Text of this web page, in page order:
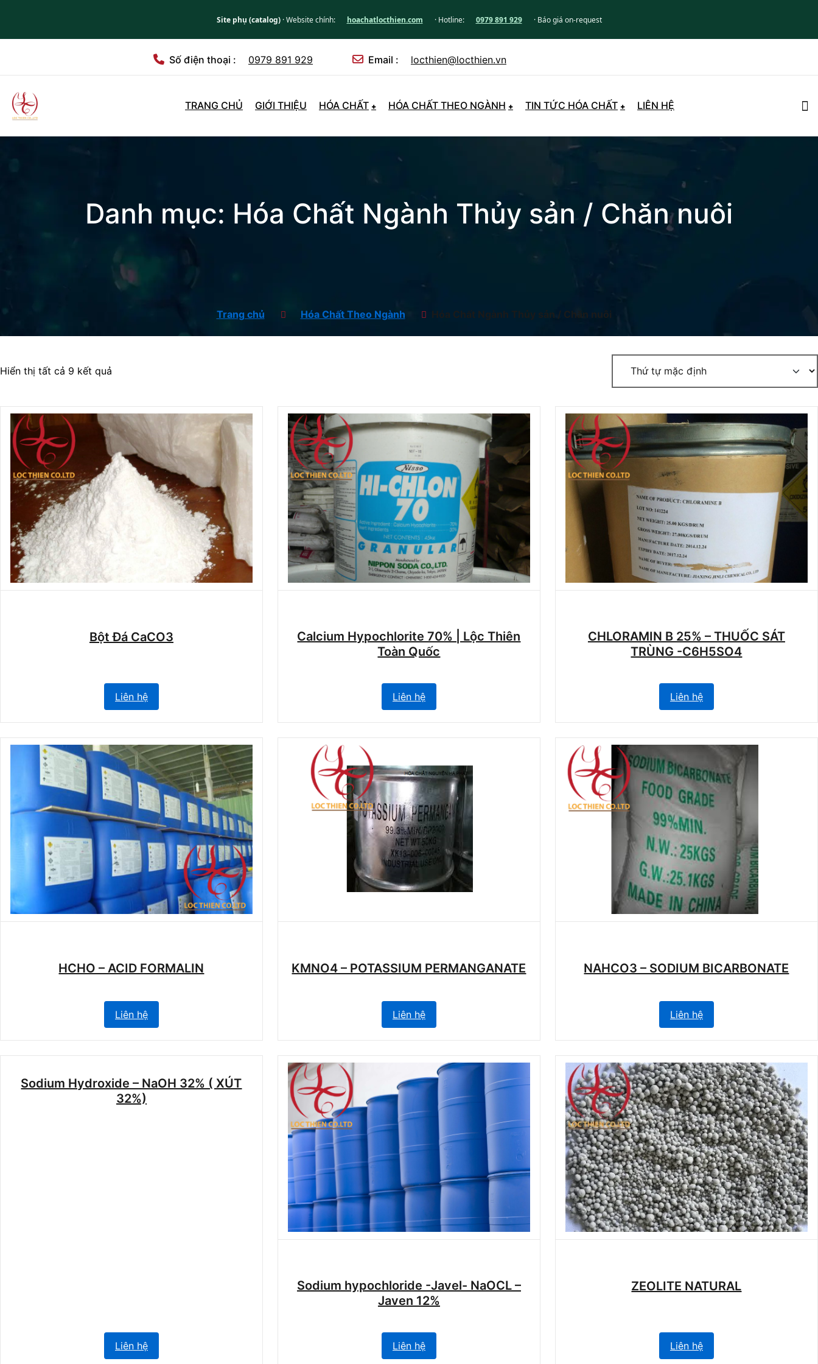
Site phụ (catalog)· Website chính: hoachatlocthien.com · Hotline: 0979 891 929 · Báo giá on-request
Số điện thoại : 0979 891 929 Email : locthien@locthien.vn
TRANG CHỦ GIỚI THIỆU HÓA CHẤT HÓA CHẤT THEO NGÀNH TIN TỨC HÓA CHẤT LIÊN HỆ
Danh mục: Hóa Chất Ngành Thủy sản / Chăn nuôi
Trang chủ Hóa Chất Theo Ngành Hóa Chất Ngành Thủy sản / Chăn nuôi
Hiển thị tất cả 9 kết quả
Bột Đá CaCO3
Liên hệ
Calcium Hypochlorite 70% | Lộc Thiên
Toàn Quốc
Liên hệ
CHLORAMIN B 25% – THUỐC SÁT
TRÙNG -C6H5SO4
Liên hệ
HCHO – ACID FORMALIN
Liên hệ
KMNO4 – POTASSIUM PERMANGANATE
Liên hệ
NAHCO3 – SODIUM BICARBONATE
Liên hệ
Sodium Hydroxide – NaOH 32% ( XÚT
32%)
Liên hệ
Sodium hypochloride -Javel- NaOCL –
Javen 12%
Liên hệ
ZEOLITE NATURAL
Liên hệ